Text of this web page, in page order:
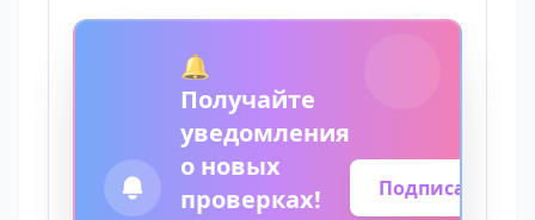
🔔
Получайте
уведомления
о новых
проверках!
Подписаться